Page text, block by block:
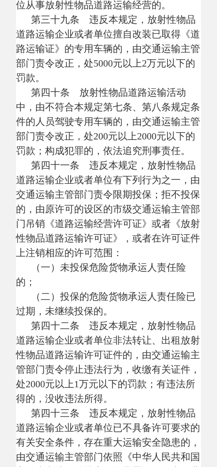
主办：阿克陶县人民政府办公室 政府网站标识
码：6530220001
承办：阿克陶县政务服务和数字发展中心 邮
编：845550
地 址：新疆阿克陶县文化东路188号
法律声明
中国互联网举报中心
新公网安备65302202000102号
新ICP备
12003422号 关于我们